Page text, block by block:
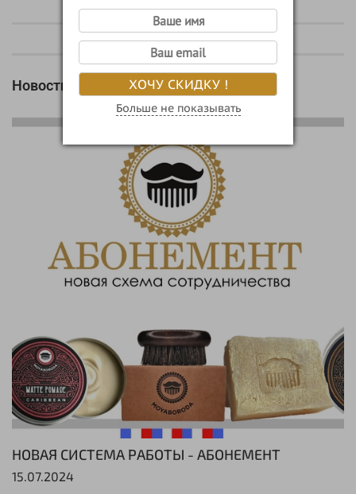
ХОЧУ СКИДКУ !
Больше не показывать
Новости
НОВАЯ СИСТЕМА РАБОТЫ - АБОНЕМЕНТ
15.07.2024